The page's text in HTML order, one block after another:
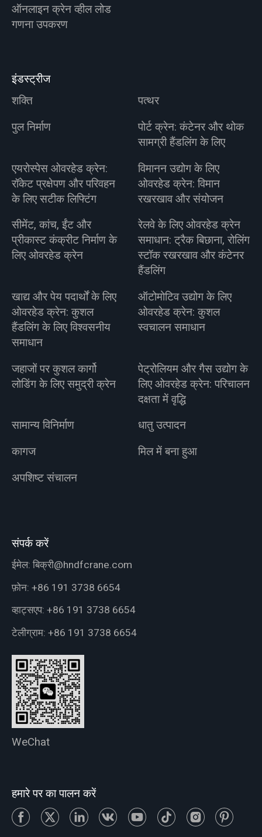
ऑनलाइन क्रेन व्हील लोड
गणना उपकरण
इंडस्ट्रीज
शक्ति
पत्थर
पुल निर्माण
पोर्ट क्रेन: कंटेनर और थोक
सामग्री हैंडलिंग के लिए
एयरोस्पेस ओवरहेड क्रेन:
रॉकेट प्रक्षेपण और परिवहन
के लिए सटीक लिफ्टिंग
विमानन उद्योग के लिए
ओवरहेड क्रेन: विमान
रखरखाव और संयोजन
सीमेंट, कांच, ईंट और
प्रीकास्ट कंक्रीट निर्माण के
लिए ओवरहेड क्रेन
रेलवे के लिए ओवरहेड क्रेन
समाधान: ट्रैक बिछाना, रोलिंग
स्टॉक रखरखाव और कंटेनर
हैंडलिंग
खाद्य और पेय पदार्थों के लिए
ओवरहेड क्रेन: कुशल
हैंडलिंग के लिए विश्वसनीय
समाधान
ऑटोमोटिव उद्योग के लिए
ओवरहेड क्रेन: कुशल
स्वचालन समाधान
जहाजों पर कुशल कार्गो
लोडिंग के लिए समुद्री क्रेन
पेट्रोलियम और गैस उद्योग के
लिए ओवरहेड क्रेन: परिचालन
दक्षता में वृद्धि
सामान्य विनिर्माण
धातु उत्पादन
कागज
मिल में बना हुआ
अपशिष्ट संचालन
संपर्क करें
ईमेल: बिक्री@hndfcrane.com
फ़ोन: +86 191 3738 6654
व्हाट्सएप: +86 191 3738 6654
टेलीग्राम: +86 191 3738 6654
WeChat
हमारे पर का पालन करें